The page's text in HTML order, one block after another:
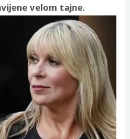
velom tajne.